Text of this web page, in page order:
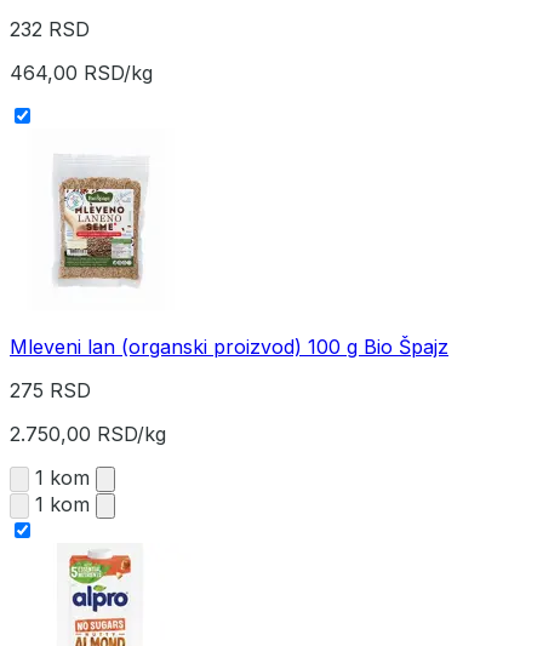
232 RSD
464,00 RSD/kg
Mleveni lan (organski proizvod) 100 g Bio Špajz
275 RSD
2.750,00 RSD/kg
1 kom
1 kom